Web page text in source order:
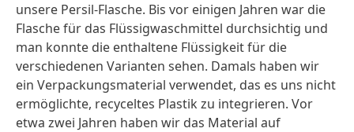
unsere Persil-Flasche. Bis vor einigen Jahren war die
Flasche für das Flüssigwaschmittel durchsichtig und
man konnte die enthaltene Flüssigkeit für die
verschiedenen Varianten sehen. Damals haben wir
ein Verpackungsmaterial verwendet, das es uns nicht
ermöglichte, recyceltes Plastik zu integrieren. Vor
etwa zwei Jahren haben wir das Material auf